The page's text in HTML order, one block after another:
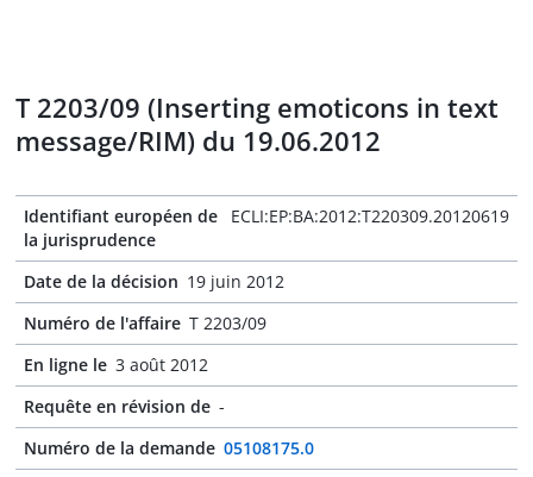
T 2203/09 (Inserting emoticons in text
message/RIM) du 19.06.2012
Identifiant européen de
la jurisprudence
ECLI:EP:BA:2012:T220309.20120619
Date de la décision 19 juin 2012
Numéro de l'affaire T 2203/09
En ligne le 3 août 2012
Requête en révision de -
Numéro de la demande 05108175.0